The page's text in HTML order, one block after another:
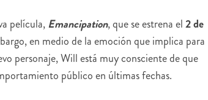
película,Emancipation, que se estrena el2 de
en medio de la emoción que implica para
personaje, Will está muy consciente de que
público en últimas fechas.